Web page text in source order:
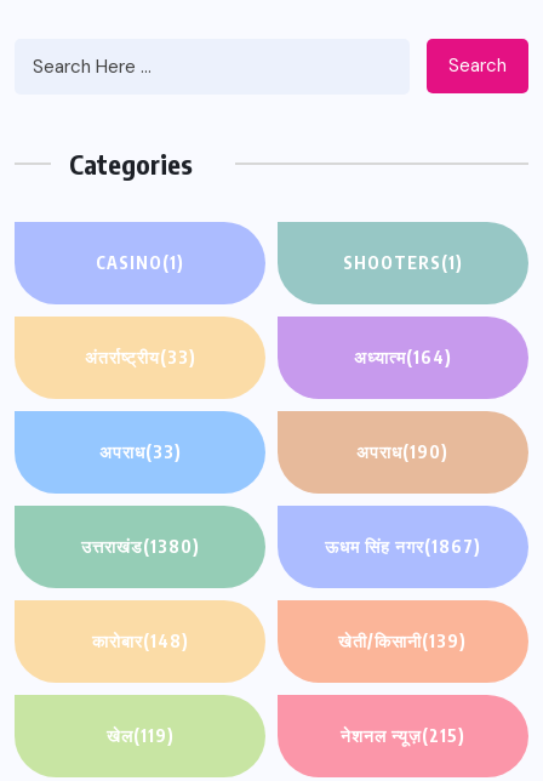
Search
Categories
CASINO(1) SHOOTERS(1)
अंतर्राष्ट्रीय(33) अध्यात्म(164)
अपराध(33) अपराध(190)
उत्तराखंड(1380) ऊधम सिंह नगर(1867)
कारोबार(148) खेती/किसानी(139)
खेल(119) नेशनल न्यूज़(215)